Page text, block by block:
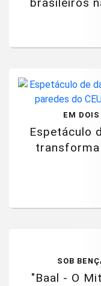
brasileiros
EM
Espetáculo
transforma
SOB
"Baal - O